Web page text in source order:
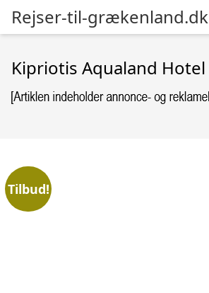
Rejser-til-grækenland.dk
Kipriotis Aqualand Hotel
Tilbud!